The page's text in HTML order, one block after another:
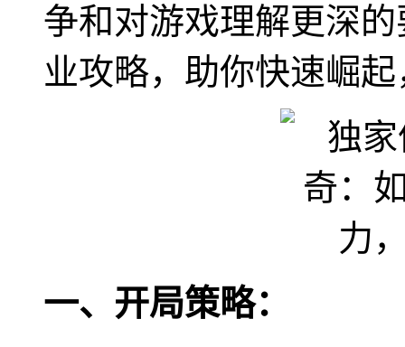
争和对游戏理解更深
业攻略，助你快速崛
一、开局策略：